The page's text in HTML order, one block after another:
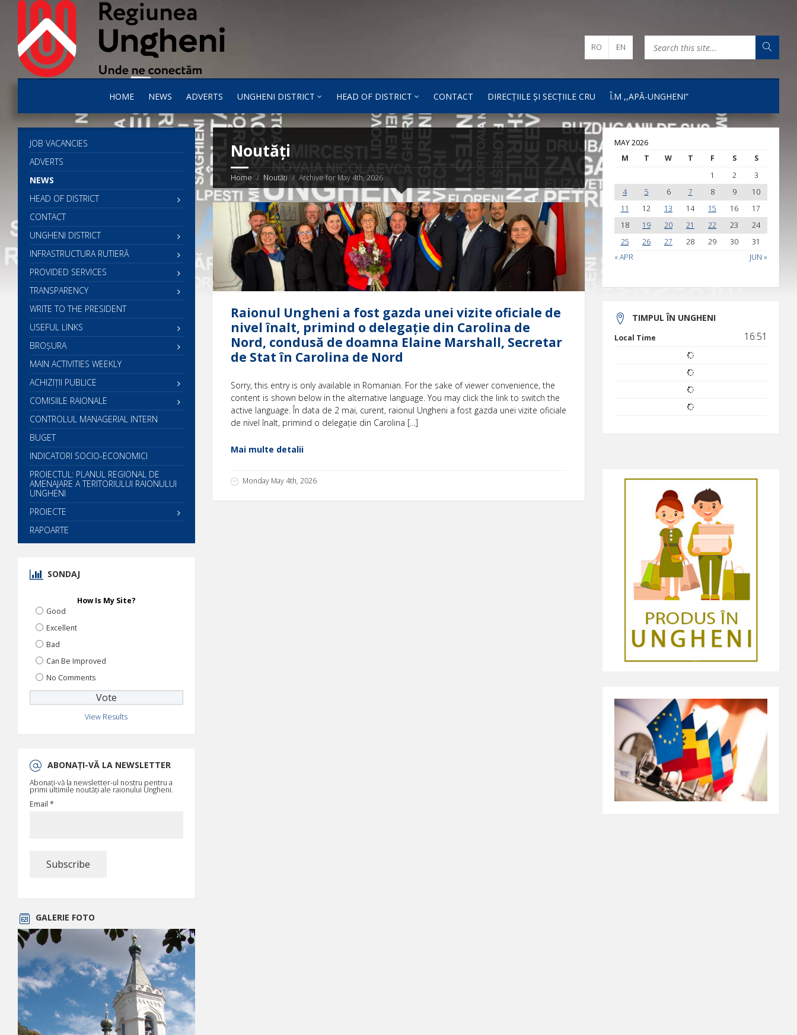
HOME NEWS ADVERTS UNGHENI DISTRICT HEAD OF DISTRICT CONTACT DIRECȚIILE ȘI SECȚIILE CRU Î.M ,,APĂ-UNGHENI”
RO EN
Noutăți
Home Noutăți Archive for May 4th, 2026
Raionul Ungheni a fost gazda unei vizite oficiale de
nivel înalt, primind o delegație din Carolina de
Nord, condusă de doamna Elaine Marshall, Secretar
de Stat în Carolina de Nord
Sorry, this entry is only available in Romanian. For the sake of viewer convenience, the
content is shown below in the alternative language. You may click the link to switch the
active language. În data de 2 mai, curent, raionul Ungheni a fost gazda unei vizite oficiale
de nivel înalt, primind o delegație din Carolina […]
Mai multe detalii
Monday May 4th, 2026
JOB VACANCIES
ADVERTS
NEWS
HEAD OF DISTRICT
CONTACT
UNGHENI DISTRICT
INFRASTRUCTURA RUTIERĂ
PROVIDED SERVICES
TRANSPARENCY
WRITE TO THE PRESIDENT
USEFUL LINKS
BROȘURA
MAIN ACTIVITIES WEEKLY
ACHIZIȚII PUBLICE
COMISIILE RAIONALE
CONTROLUL MANAGERIAL INTERN
BUGET
INDICATORI SOCIO-ECONOMICI
PROIECTUL: PLANUL REGIONAL DE
AMENAJARE A TERITORIULUI RAIONULUI
UNGHENI
PROIECTE
RAPOARTE
SONDAJ
How Is My Site?
Good
Excellent
Bad
Can Be Improved
No Comments
View Results
ABONAȚI-VĂ LA NEWSLETTER
Abonați-vă la newsletter-ul nostru pentru a
primi ultimile noutăți ale raionului Ungheni.
Email *
GALERIE FOTO
MAY 2026
M
T W T F S S
« APR JUN »
1 2
3
4
5 6 7 8 9
10
11
12 13 14 15 16
17
18
19 20 21 22 23
24
25
26 27 28 29 30 31
TIMPUL ÎN UNGHENI
Local Time 16:51